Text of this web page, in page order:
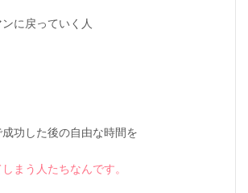
に戻っていく人
功した後の自由な時間を
まう人たちなんです。